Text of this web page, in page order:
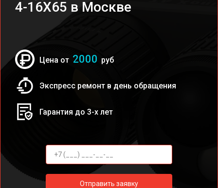
4-16X65 в Москве
Цена от 2000 руб
Экспресс ремонт в день обращения
Гарантия до 3-х лет
Отправить заявку